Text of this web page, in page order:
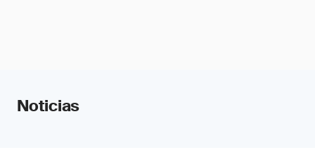
Noticias